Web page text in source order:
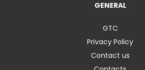
GENERAL
GTC
Privacy Policy
Contact us